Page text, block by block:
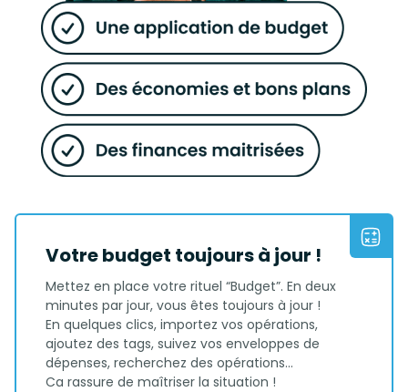
Votre budget toujours à jour !
Mettez en place votre rituel “Budget”. En deux
minutes par jour, vous êtes toujours à jour !
En quelques clics, importez vos opérations,
ajoutez des tags, suivez vos enveloppes de
dépenses, recherchez des opérations...
Ca rassure de maîtriser la situation !